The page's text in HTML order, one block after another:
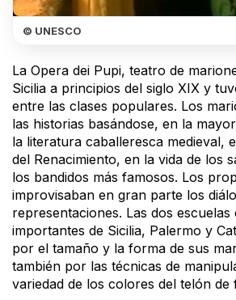
© UNESCO
La Opera dei Pupi, teatro de
Sicilia a principios del siglo XIX y
entre las clases populares. Los
las historias basándose, en la
la literatura caballeresca medieval,
del Renacimiento, en la vida de los
los bandidos más famosos. Los
improvisaban en gran parte los
representaciones. Las dos escuelas
importantes de Sicilia, Palermo y
por el tamaño y la forma de sus
también por las técnicas de
variedad de los colores del telón de